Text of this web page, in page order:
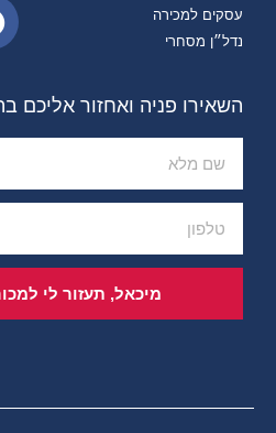
עסקים למכירה
נדל״ן מסחרי
השאירו פניה ואחזור אליכם
מיכאל, תעזור לי